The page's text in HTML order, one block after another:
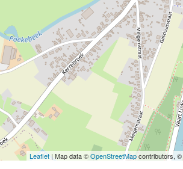
Leaflet | Map data ©OpenStreetMapcontributors, ©